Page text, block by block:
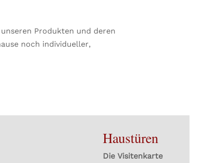
Produkten und deren
noch individueller,
Haustüren
Die Visitenkarte